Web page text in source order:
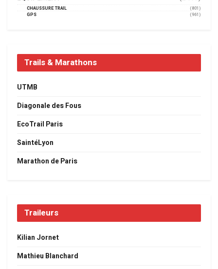
CHAUSSURE TRAIL
(801)
GPS
(961)
Trails & Marathons
UTMB
Diagonale des Fous
EcoTrail Paris
SaintéLyon
Marathon de Paris
Traileurs
Kilian Jornet
Mathieu Blanchard